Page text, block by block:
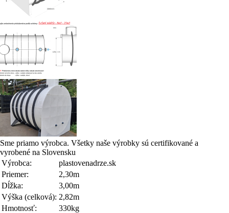
Sme priamo výrobca. Všetky naše výrobky sú certifikované a
vyrobené na Slovensku
Výrobca:
plastovenadrze.sk
Priemer:
2,30m
Dĺžka:
3,00m
Výška (celková): 2,82m
Hmotnosť:
330kg